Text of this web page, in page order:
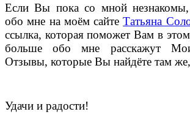
Если Вы пока со мной незнакомы,
обо мне на моём сайтеТатьяна
ссылка, которая поможет Вам в
больше обо мне расскажут
Отзывы, которые Вы найдёте там же,
Удачи и радости!